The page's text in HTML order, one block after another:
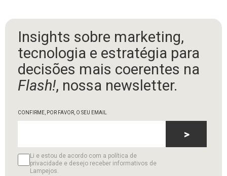
Insights sobre marketing,
tecnologia e estratégia para
decisões mais coerentes na
Flash!, nossa newsletter.
CONFIRME, POR FAVOR, O SEU EMAIL
Li e estou de acordo com a política de
privacidade e desejo receber informativos de
Lampejos.
>